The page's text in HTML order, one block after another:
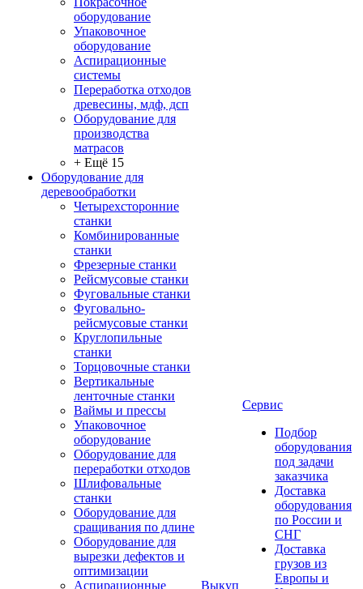
оборудование
Упаковочное
оборудование
Аспирационные
системы
Переработка отходов
древесины, мдф, дсп
Оборудование для
производства
матрасов
+ Ещё 15
Оборудование для
деревообработки
Четырехсторонние
станки
Комбинированные
станки
Фрезерные станки
Рейсмусовые станки
Фуговальные станки
Фуговально-
рейсмусовые станки
Круглопильные
станки
Торцовочные станки
Вертикальные
ленточные станки
Ваймы и прессы
Упаковочное
оборудование
Оборудование для
переработки отходов
Шлифовальные
станки
Оборудование для
сращивания по длине
Оборудование для
вырезки дефектов и
оптимизации
Аспирационные
Выкуп
Сервис
Подбор
оборудования
под задачи
заказчика
Доставка
оборудования
по России и
СНГ
Доставка
грузов из
Европы и